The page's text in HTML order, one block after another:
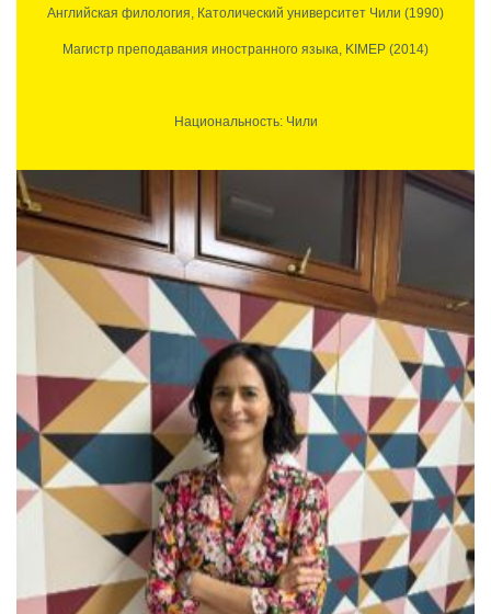
Английская филология, Католический университет Чили (1990)
Магистр преподавания иностранного языка, KIMEP (2014)
Национальность: Чили